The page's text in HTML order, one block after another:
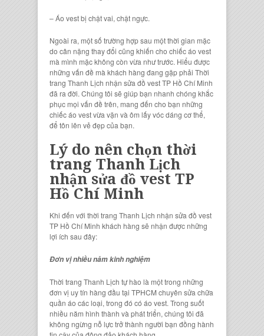
– Áo vest bị chật vai, chật ngực.
Ngoài ra, một số trường hợp sau một thời gian mặc
do cân nặng thay đổi cũng khiến cho chiếc áo vest
mà mình mặc không còn vừa như trước. Hiểu được
những vấn đề mà khách hàng đang gặp phải Thời
trang Thanh Lịch nhận sửa đồ vest TP Hồ Chí Minh
đã ra đời. Chúng tôi sẽ giúp bạn nhanh chóng khắc
phục mọi vấn đề trên, mang đến cho bạn những
chiếc áo vest vừa vặn và ôm lấy vóc dáng cơ thể,
để tôn lên vẻ đẹp của bạn.
Lý do nên chọn thời
trang Thanh Lịch
nhận sửa đồ vest TP
Hồ Chí Minh
Khi đến với thời trang Thanh Lịch nhận sửa đồ vest
TP Hồ Chí Minh khách hàng sẽ nhận được những
lợi ích sau đây:
Đơn vị nhiều năm kinh nghiệm
Thời trang Thanh Lịch tự hào là một trong những
đơn vị uy tín hàng đầu tại TPHCM chuyên sửa chữa
quần áo các loại, trong đó có áo vest. Trong suốt
nhiều năm hình thành và phát triển, chúng tôi đã
không ngừng nỗ lực trở thành người bạn đồng hành